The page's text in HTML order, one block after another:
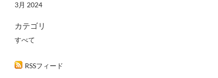
3月 2024
カテゴリ
すべて
RSSフィード